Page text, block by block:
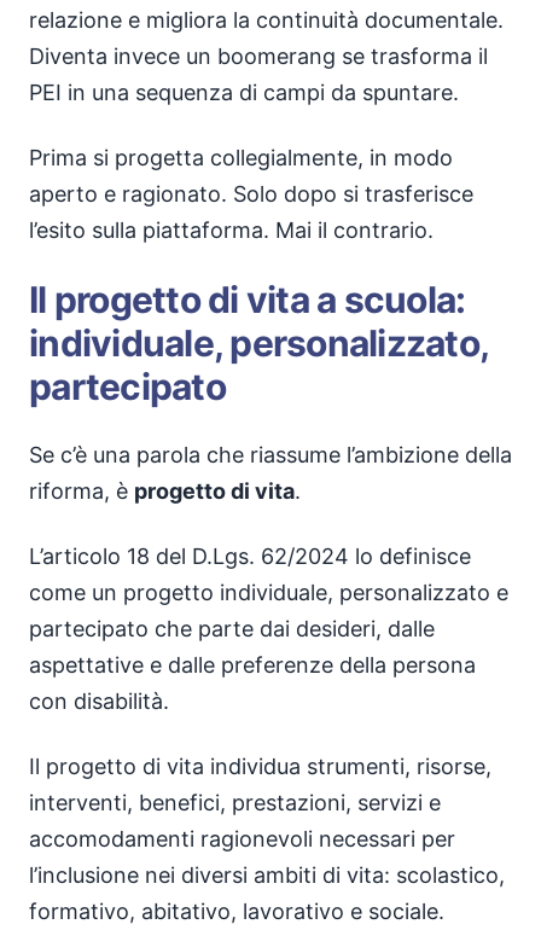
relazione e migliora la continuità documentale.
Diventa invece un boomerang se trasforma il
PEI in una sequenza di campi da spuntare.
Prima si progetta collegialmente, in modo
aperto e ragionato. Solo dopo si trasferisce
l’esito sulla piattaforma. Mai il contrario.
Il progetto di vita a scuola:
individuale, personalizzato,
partecipato
Se c’è una parola che riassume l’ambizione della
riforma, è progetto di vita.
L’articolo 18 del D.Lgs. 62/2024 lo definisce
come un progetto individuale, personalizzato e
partecipato che parte dai desideri, dalle
aspettative e dalle preferenze della persona
con disabilità.
Il progetto di vita individua strumenti, risorse,
interventi, benefici, prestazioni, servizi e
accomodamenti ragionevoli necessari per
l’inclusione nei diversi ambiti di vita: scolastico,
formativo, abitativo, lavorativo e sociale.